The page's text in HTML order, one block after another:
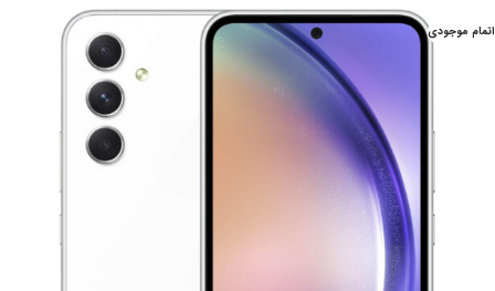
اتمام موجودی